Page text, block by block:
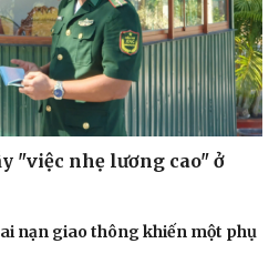
"việc nhẹ lương cao" ở
nạn giao thông khiến một phụ